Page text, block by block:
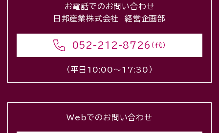
お電話でのお問い合わせ
日邦産業株式会社 経営企画部
052-212-8726 （代）
（平日10:00〜17:30）
Webでのお問い合わせ